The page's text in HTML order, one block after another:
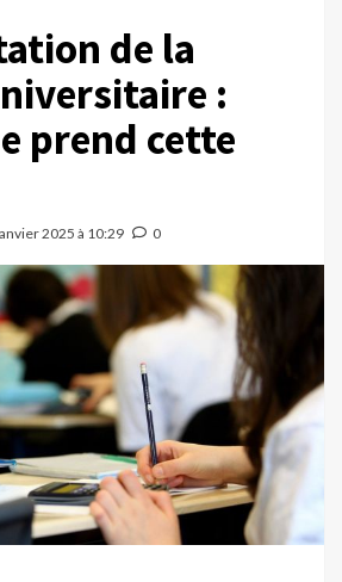
de la
:
prend cette
2025 à 10:29 0